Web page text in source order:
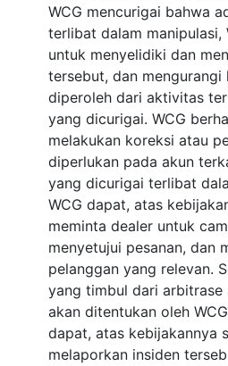
WCG mencurigai bahwa
terlibat dalam manipulasi,
untuk menyelidiki dan
tersebut, dan mengurangi
diperoleh dari aktivitas
yang dicurigai. WCG
melakukan koreksi atau
diperlukan pada akun
yang dicurigai terlibat
WCG dapat, atas
meminta dealer untuk
menyetujui pesanan, dan
pelanggan yang relevan.
yang timbul dari arbitrase
akan ditentukan oleh
dapat, atas kebijakannya
melaporkan insiden